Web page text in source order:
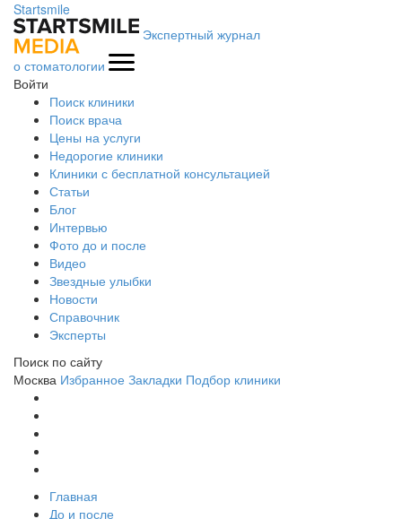
Startsmile
Экспертный журнал
о стоматологии
Войти
Поиск клиники
Поиск врача
Цены на услуги
Недорогие клиники
Клиники с бесплатной консультацией
Статьи
Блог
Интервью
Фото до и после
Видео
Звездные улыбки
Новости
Справочник
Эксперты
Поиск по сайту
Москва Избранное Закладки Подбор клиники
Главная
До и после